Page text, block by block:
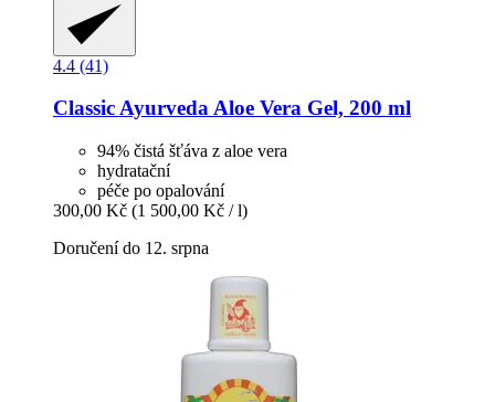
4.4 (41)
Classic AyurvedaAloe Vera Gel, 200 ml
94% čistá šťáva z aloe vera
hydratační
péče po opalování
300,00 Kč (1 500,00 Kč / l)
Doručení do 12. srpna